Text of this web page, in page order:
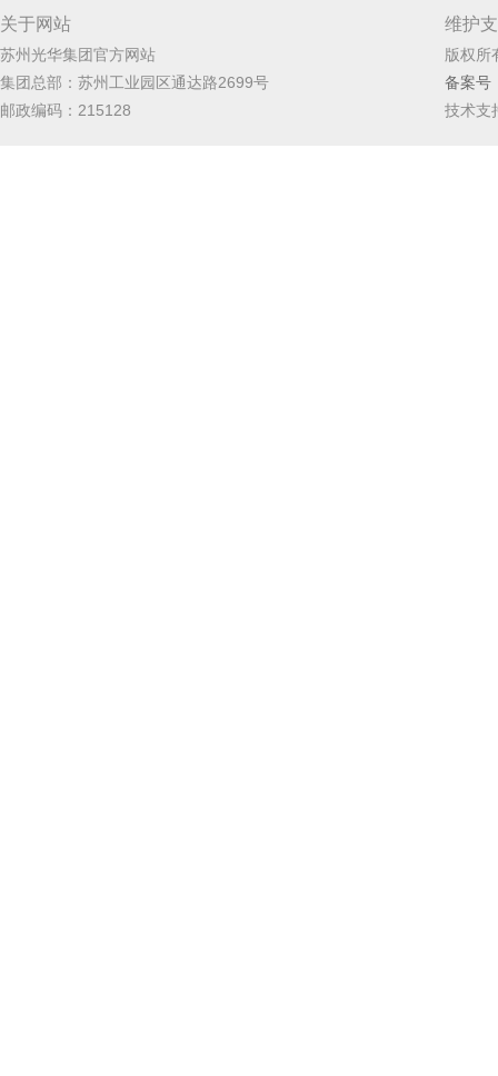
关于网站
苏州光华集团官方网站
集团总部：苏州工业园区通达路2699号
邮政编码：215128
维护
版权所
备案号
技术支